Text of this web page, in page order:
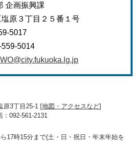
企画振興課
原３丁目２５番１号
5017
559-5014
原3丁目25-1 [地図・アクセスなど]
092-561-2131
17時15分まで(土・日・祝日・年末年始を